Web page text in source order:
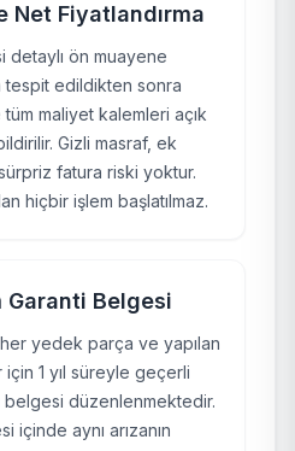
Net Fiyatlandırma
detaylı ön muayene
tespit edildikten sonra
maliyet kalemleri açık
Gizli masraf, ek
fatura riski yoktur.
hiçbir işlem başlatılmaz.
Garanti Belgesi
yedek parça ve yapılan
için 1 yıl süreyle geçerli
belgesi düzenlenmektedir.
içinde aynı arızanın